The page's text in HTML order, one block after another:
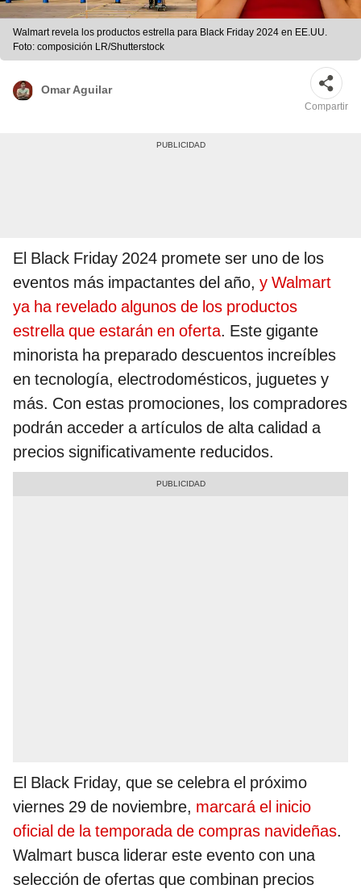
Walmart revela los productos estrella para Black Friday 2024 en EE.UU.
Foto: composición LR/Shutterstock
Omar Aguilar
Compartir
El Black Friday 2024 promete ser uno de los
eventos más impactantes del año, y Walmart
ya ha revelado algunos de los productos
estrella que estarán en oferta. Este gigante
minorista ha preparado descuentos increíbles
en tecnología, electrodomésticos, juguetes y
más. Con estas promociones, los compradores
podrán acceder a artículos de alta calidad a
precios significativamente reducidos.
El Black Friday, que se celebra el próximo
viernes 29 de noviembre, marcará el inicio
oficial de la temporada de compras navideñas.
Walmart busca liderar este evento con una
selección de ofertas que combinan precios